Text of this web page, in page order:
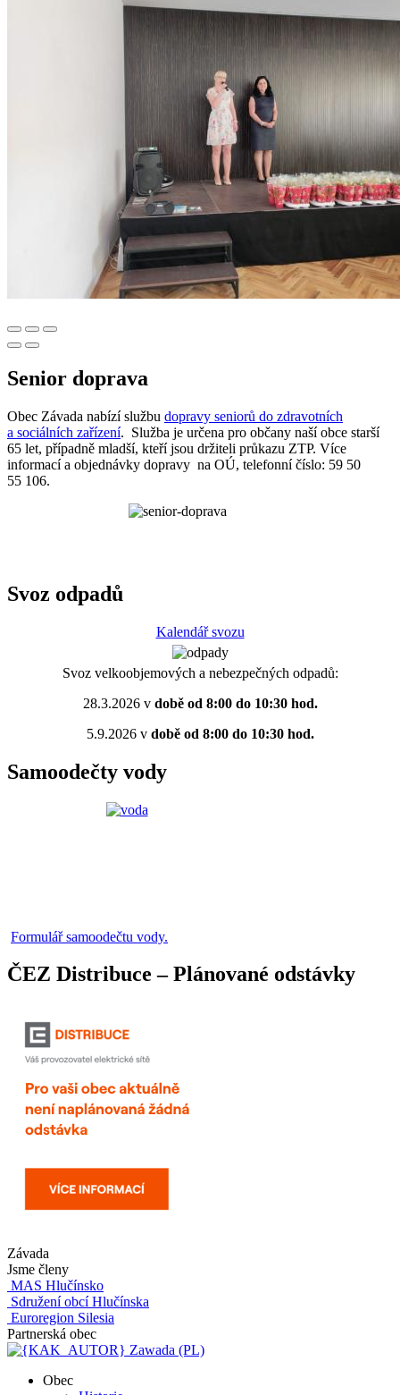
Senior doprava
Obec Závada nabízí službu dopravy seniorů do zdravotních
a sociálních zařízení. Služba je určena pro občany naší obce starší
65 let, případně mladší, kteří jsou držiteli průkazu ZTP. Více
informací a objednávky dopravy na OÚ, telefonní číslo: 59 50
55 106.
Svoz odpadů
Kalendář svozu
Svoz velkoobjemových a nebezpečných odpadů:
28.3.2026 vdobě od 8:00 do 10:30 hod.
5.9.2026 vdobě od 8:00 do 10:30 hod.
Samoodečty vody
Formulář samoodečtu vody.
ČEZ Distribuce – Plánované odstávky
Závada
Jsme členy
MAS Hlučínsko
Sdružení obcí Hlučínska
Euroregion Silesia
Partnerská obec
Zawada (PL)
Obec